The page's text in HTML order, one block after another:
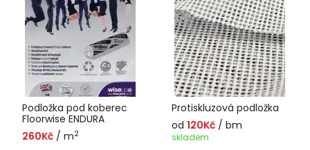
Podložka pod koberec
Floorwise ENDURA
260Kč / m2
Protiskluzová podložka
od 120Kč / bm
skladem